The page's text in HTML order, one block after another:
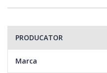
PRODUCATOR
Marca